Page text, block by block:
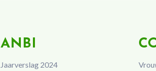
ANBI
Jaarverslag 2024